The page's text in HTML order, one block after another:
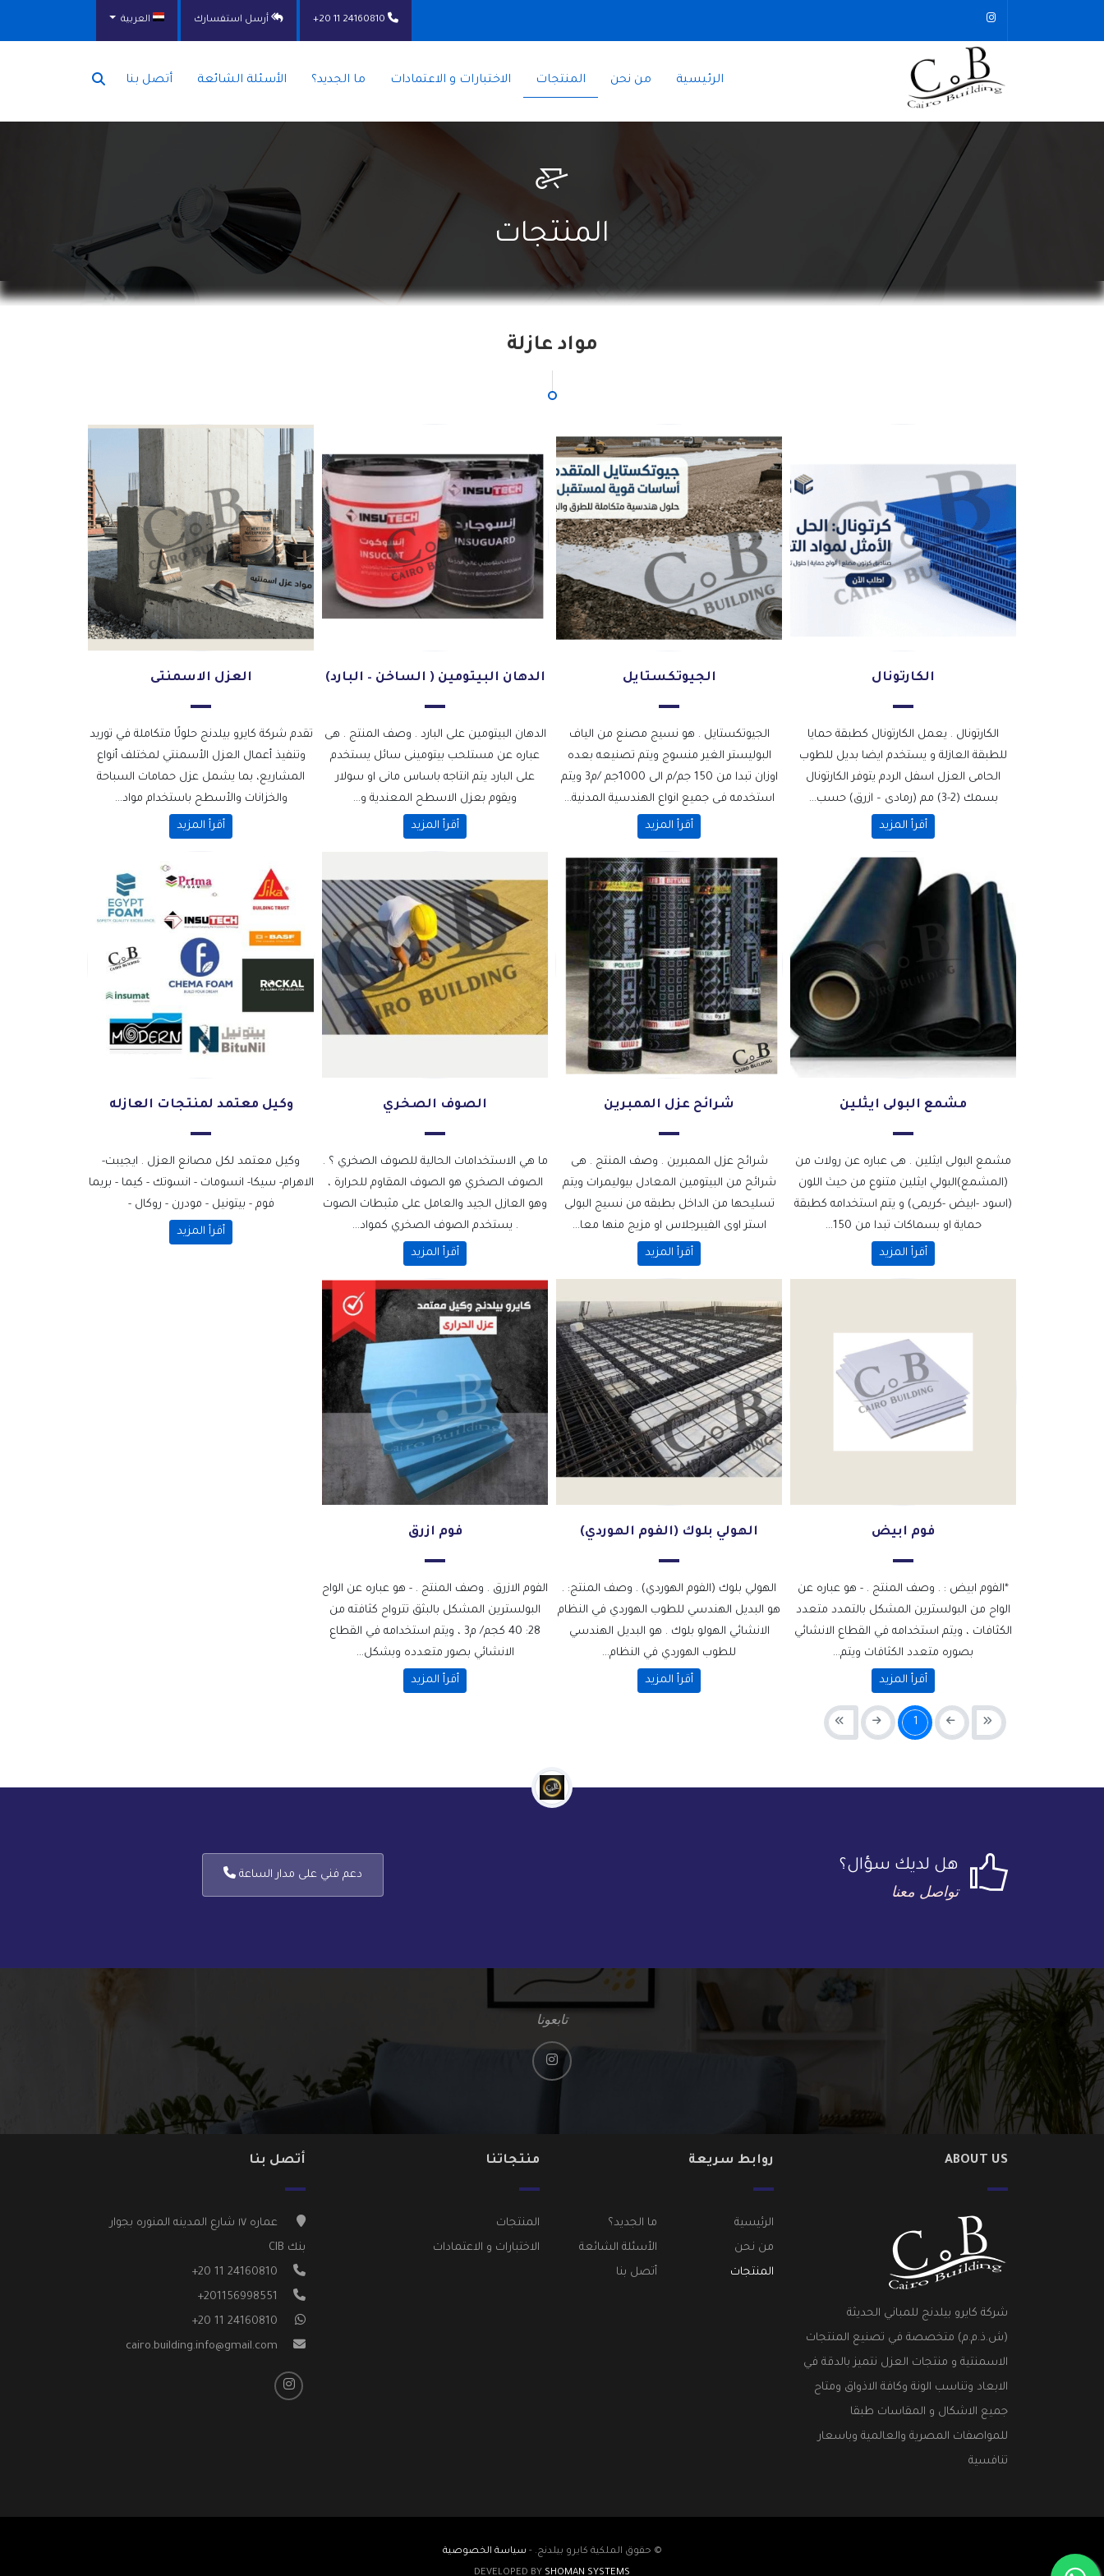
⁦+20 11 24160810⁩ أرسل استفسارك العربية
الرئيسية من نحن المنتجات الاختبارات و الاعتمادات ما الجديد؟ الأسئلة الشائعة أتصل بنا
المنتجات
مواد عازلة
الكارتونال
الكارتونال . يعمل الكارتونال كطبقة حمايا
للطبقة العازلة و يستخدم ايضا بديل للطوب
الحامى العزل اسفل الردم يتوفر الكارتونال
بسمك (2-3) مم (رمادى – ازرق) حسب...
أقرأ المزيد
الجيوتكستايل
الجيوتكستايل . هو نسيج مصنع من الياف
البوليستر الغير منسوج ويتم تصنيعه بعده
اوزان تبدا من 150 جم/م الى 1000جم /م3 ويتم
استخدمه فى جميع انواع الهندسية المدنية...
أقرأ المزيد
الدهان البيتومين ( الساخن – البارد)
الدهان البيتومين على البارد . وصف المنتج . هى
عباره عن مستلحب بيتومينى سائل يستخدم
على البارد يتم انتاجه باساس مانى او سولار
ويقوم بعزل الاسطح المعندية و...
أقرأ المزيد
العزل الاسمنتى
تقدم شركة كايرو بيلدنج حلولًا متكاملة في توريد
وتنفيذ أعمال العزل الأسمنتي لمختلف أنواع
المشاريع، بما يشمل عزل حمامات السباحة
والخزانات والأسطح باستخدام مواد...
أقرأ المزيد
مشمع البولى ايثلين
مشمع البولى ايثلين . هى عباره عن رولات من
(المشمع)البولي ايثلين متنوع من حيث اللون
(اسود -ابيض -كريمى) و يتم استخدامه كطبقة
حماية او بسماكات تبدا من 150...
أقرأ المزيد
شرائح عزل الممبرين
شرائح عزل الممبرين . وصف المنتج . هى
شرائح من البيتومين المعادل بيوليمرات ويتم
تسليحها من الداخل بطبقه من نسيج البولى
استر اوى الفيبرجلاس او مزيج منها معا...
أقرأ المزيد
الصوف الصخري
ما هي الاستخدامات الحالية للصوف الصخري ؟ .
الصوف الصخري هو الصوف المقاوم للحرارة ،
وهو العازل الجيد والعامل على مثبطات الصوت
. يستخدم الصوف الصخري كمواد...
أقرأ المزيد
وكيل معتمد لمنتجات العازله
وكيل معتمد لكل مصانع العزل . ايجيبت-
الاهرام- سيكا- انسومات - انسوتك - كيما - بريما
فوم - بيتونيل - مودرن - روكال -
أقرأ المزيد
فوم ابيض
*الفوم ابيض : . وصف المنتج . - هو عباره عن
الواح من البولسترين المشكل بالتمدد متعدد
الكثافات ، ويتم استخدامه في القطاع الانشائي
بصوره متعدد الكثافات ويتم...
أقرأ المزيد
الهولي بلوك (الفوم الهوردي)
الهولي بلوك (الفوم الهوردي) . وصف المنتج: .
هو البديل الهندسي للطوب الهوردي في النظام
الانشائي الهولو بلوك . هو البديل الهندسي
للطوب الهوردي في النظام...
أقرأ المزيد
فوم ازرق
الفوم الازرق . وصف المنتج . - هو عباره عن الواح
البولسترين المشكل بالبثق تترواح كثافته من
28: 40 كجم/ م3 ، ويتم استخدامه في القطاع
الانشائي بصور متعدده وبشكل...
أقرأ المزيد
1
هل لديك سؤال؟
تواصل معنا
دعم فني على مدار الساعة
تابعونا
ABOUT US
شركة كايرو بيلدنج للمباني الحديثة
(ش.ذ.م.م) متخصصة في تصنيع المنتجات
الاسمنتية و منتجات العزل نتميز بالدقة في
الابعاد وتناسب الونة وكافة الاذواق ومتاح
جميع الاشكال و المقاسات طبقا
للمواصفات المصرية والعالمية وباسعار
تنافسية
روابط سريعة
الرئيسية
من نحن
المنتجات
ما الجديد؟
الأسئلة الشائعة
أتصل بنا
منتجاتنا
المنتجات
الاختبارات و الاعتمادات
أتصل بنا
عماره ١٧ شارع المدينه المنوره بجوار
بنك CIB
⁦+20 11 24160810⁩
+201156998551
⁦+20 11 24160810⁩
cairo.building.info@gmail.com
© حقوق الملكية كايرو بيلدنج. - سياسة الخصوصية
DEVELOPED BY SHOMAN SYSTEMS